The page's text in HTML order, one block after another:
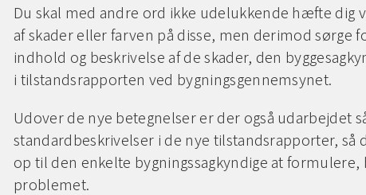
Du skal med andre ord ikke udelukkende hæfte dig
af skader eller farven på disse, men derimod sørge
indhold og beskrivelse af de skader, den
i tilstandsrapporten ved bygningsgennemsynet.
Udover de nye betegnelser er der også udarbejdet
standardbeskrivelser i de nye tilstandsrapporter, så
op til den enkelte bygningssagkyndige at formulere,
problemet.